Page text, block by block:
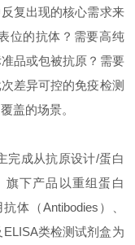
复出现的核心需求来
位的抗体？需要高纯
品或包被抗原？需要
差异可控的免疫检测
盖的场景。
成从抗原设计/蛋白
下产品以重组蛋白
体（Antibodies）、
类检测试剂盒为